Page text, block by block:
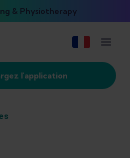
& Physiotherapy
l'application